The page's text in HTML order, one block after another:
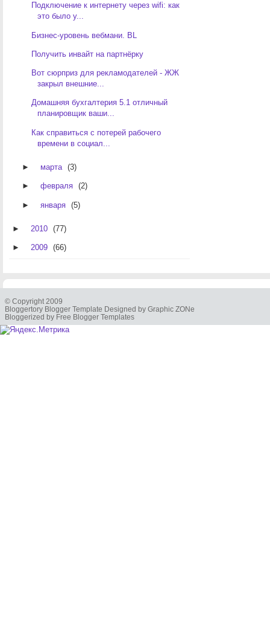
Подключение к интернету через wifi: как
это было у...
Бизнес-уровень вебмани. BL
Получить инвайт на партнёрку
Вот сюрприз для рекламодателей - ЖЖ
закрыл внешние...
Домашняя бухгалтерия 5.1 отличный
планировщик ваши...
Как справиться с потерей рабочего
времени в социал...
► марта (3)
► февраля (2)
► января (5)
► 2010 (77)
► 2009 (66)
© Copyright 2009
Bloggertory Blogger Template Designed by Graphic ZONe
Bloggerized by Free Blogger Templates